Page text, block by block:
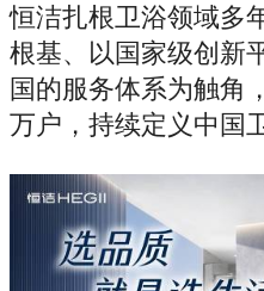
恒洁扎根卫浴领域多
根基、以国家级创新
国的服务体系为触角
万户，持续定义中国